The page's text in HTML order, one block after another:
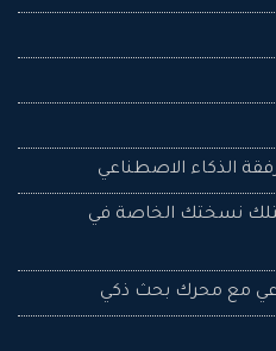
الذكاء الاصطناعي
نسختك الخاصة في
مع محرك بحث ذكي